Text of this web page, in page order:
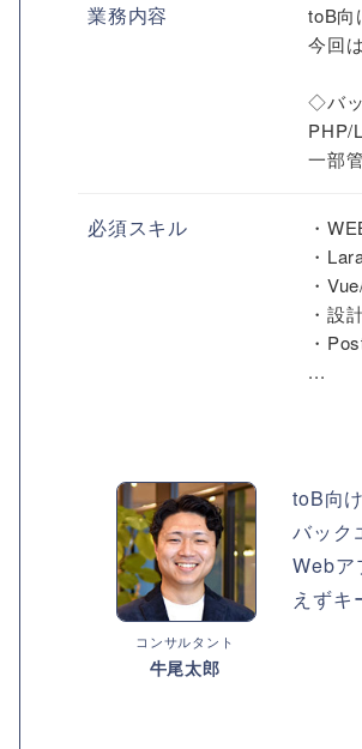
業務内容
toB向
今回
◇バ
PHP/
一部
必須スキル
・
・
・
・設
・
...
コンサルタント
牛尾太郎
toB向
バック
Webア
えずキ